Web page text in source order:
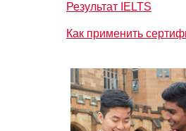
Результат IELTS
Как применить